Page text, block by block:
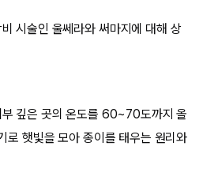
시술인 울쎄라와 써마지에 대해 상
깊은 곳의 온도를 60~70도까지 올
로 햇빛을 모아 종이를 태우는 원리와